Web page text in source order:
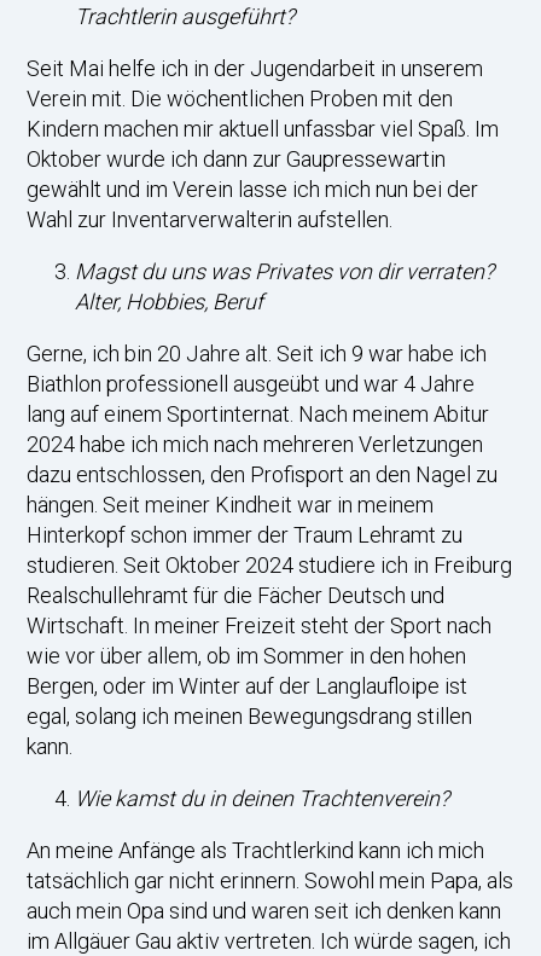
Trachtlerin ausgeführt?
Seit Mai helfe ich in der Jugendarbeit in unserem
Verein mit. Die wöchentlichen Proben mit den
Kindern machen mir aktuell unfassbar viel Spaß. Im
Oktober wurde ich dann zur Gaupressewartin
gewählt und im Verein lasse ich mich nun bei der
Wahl zur Inventarverwalterin aufstellen.
Magst du uns was Privates von dir verraten?
Alter, Hobbies, Beruf
Gerne, ich bin 20 Jahre alt. Seit ich 9 war habe ich
Biathlon professionell ausgeübt und war 4 Jahre
lang auf einem Sportinternat. Nach meinem Abitur
2024 habe ich mich nach mehreren Verletzungen
dazu entschlossen, den Profisport an den Nagel zu
hängen. Seit meiner Kindheit war in meinem
Hinterkopf schon immer der Traum Lehramt zu
studieren. Seit Oktober 2024 studiere ich in Freiburg
Realschullehramt für die Fächer Deutsch und
Wirtschaft. In meiner Freizeit steht der Sport nach
wie vor über allem, ob im Sommer in den hohen
Bergen, oder im Winter auf der Langlaufloipe ist
egal, solang ich meinen Bewegungsdrang stillen
kann.
Wie kamst du in deinen Trachtenverein?
An meine Anfänge als Trachtlerkind kann ich mich
tatsächlich gar nicht erinnern. Sowohl mein Papa, als
auch mein Opa sind und waren seit ich denken kann
im Allgäuer Gau aktiv vertreten. Ich würde sagen, ich